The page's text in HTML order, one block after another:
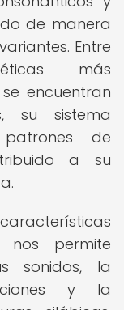
de manera
Entre
más
encuentran
su sistema
de
a su
permite
sonidos, la
y la